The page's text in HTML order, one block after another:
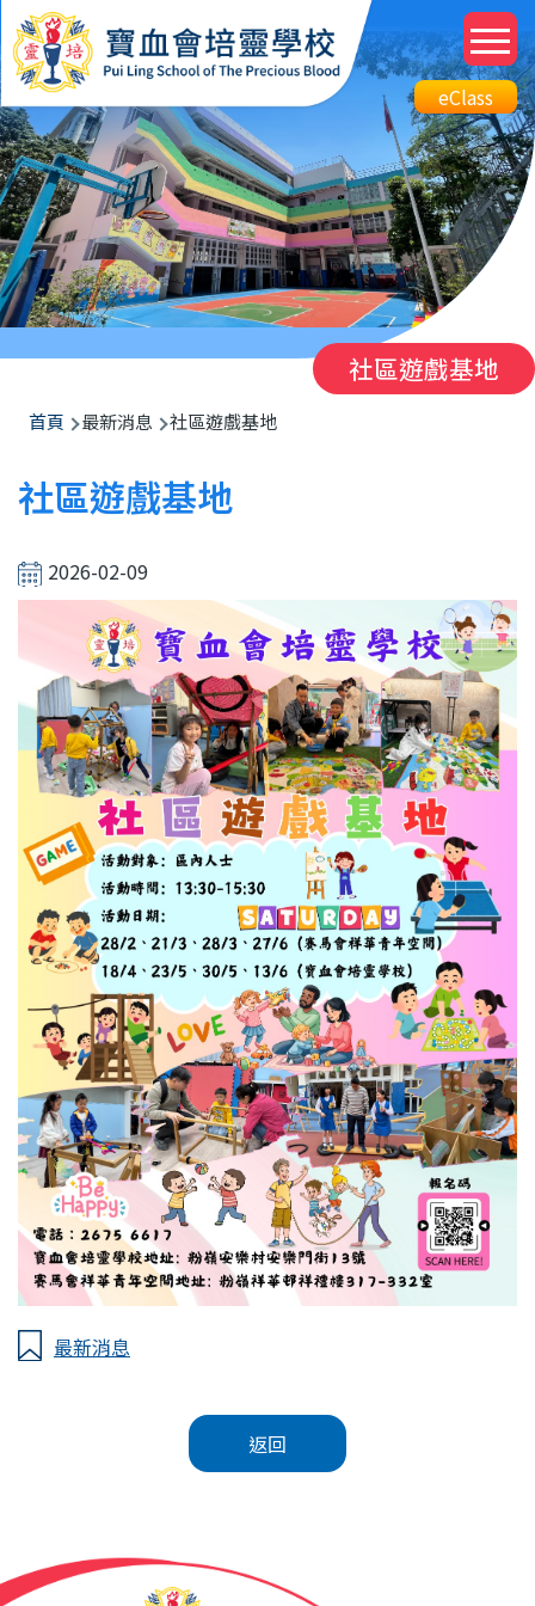
移至主內容
Top
eClass
Btn
eClass
社區遊戲基地
導
連
首頁 最新消息 社區遊戲基地
社區遊戲基地
2026-02-09
最新消息
返回